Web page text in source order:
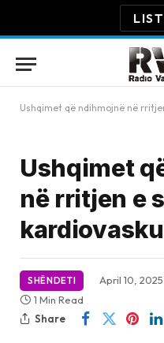
Ushqimet që ndihmojnë në
Ushqimet
në rritjen e
SHËNDETI April 10, 2025
1 Min Read
Share